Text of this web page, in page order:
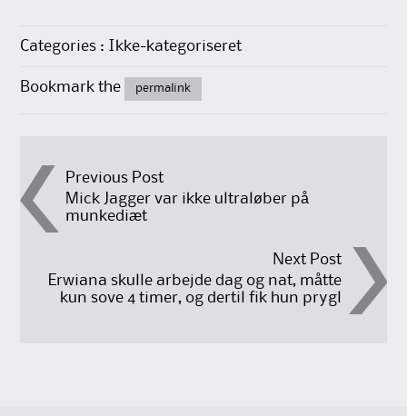
Categories : Ikke-kategoriseret
Bookmark the permalink
Post
navigation
Previous Post
Mick Jagger var ikke ultraløber på
munkediæt
Next Post
Erwiana skulle arbejde dag og nat, måtte
kun sove 4 timer, og dertil fik hun prygl